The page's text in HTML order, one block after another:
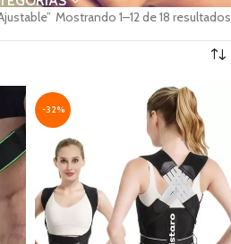
Mostrando 1–12 de 18 resultados
-32%